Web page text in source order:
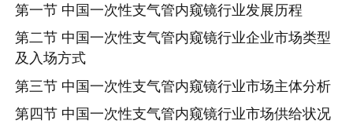
第一节 中国一次性支气管内窥镜行业发展历程
第二节 中国一次性支气管内窥镜行业企业市场类型
及入场方式
第三节 中国一次性支气管内窥镜行业市场主体分析
第四节 中国一次性支气管内窥镜行业市场供给状况